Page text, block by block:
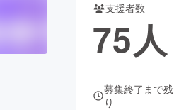
支援者数
75人
募集終了まで残
り